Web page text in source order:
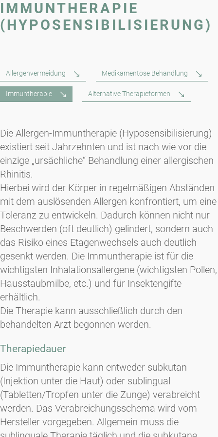
IMMUNTHERAPIE
(HYPOSENSIBILISIERUNG)
Allergenvermeidung Medikamentöse Behandlung
Immuntherapie Alternative Therapieformen
Die Allergen-Immuntherapie (Hyposensibilisierung)
existiert seit Jahrzehnten und ist nach wie vor die
einzige „ursächliche“ Behandlung einer allergischen
Rhinitis.
Hierbei wird der Körper in regelmäßigen Abständen
mit dem auslösenden Allergen konfrontiert, um eine
Toleranz zu entwickeln. Dadurch können nicht nur
Beschwerden (oft deutlich) gelindert, sondern auch
das Risiko eines Etagenwechsels auch deutlich
gesenkt werden. Die Immuntherapie ist für die
wichtigsten Inhalationsallergene (wichtigsten Pollen,
Hausstaubmilbe, etc.) und für Insektengifte
erhältlich.
Die Therapie kann ausschließlich durch den
behandelten Arzt begonnen werden.
Therapiedauer
Die Immuntherapie kann entweder subkutan
(Injektion unter die Haut) oder sublingual
(Tabletten/Tropfen unter die Zunge) verabreicht
werden. Das Verabreichungsschema wird vom
Hersteller vorgegeben. Allgemein muss die